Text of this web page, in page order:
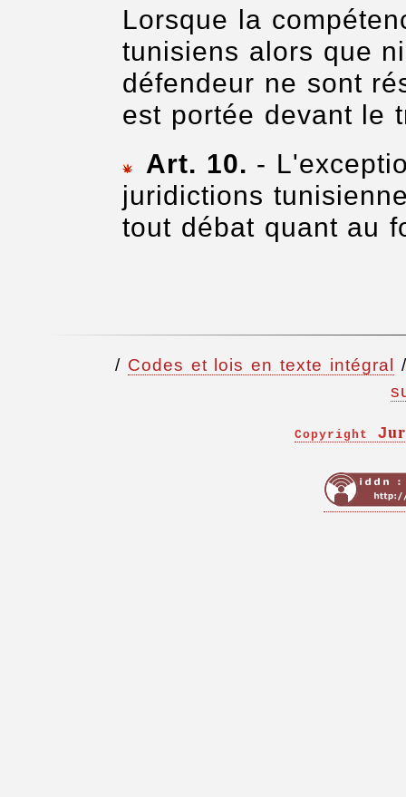
Lorsque la
tunisiens alors que
défendeur ne sont
est portée devant le
Art. 10. -
juridictions
tout débat quant au
/ Codes et lois en texte intégral
Copyright J